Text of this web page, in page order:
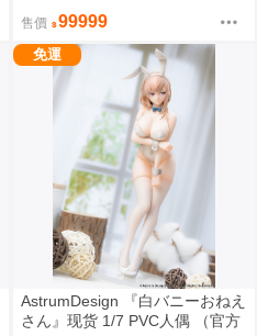
售價 99999
免運
AstrumDesign 『白バニーおねえ
さん』现货 1/7 PVC人偶 （官方